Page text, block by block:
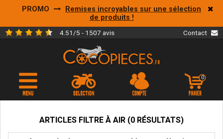
PROMO
Remises incroyables sur une sélection
de produits !
4.51/5 - 1507 avis Contact
0
ARTICLES FILTRE À AIR (0 RÉSULTATS)